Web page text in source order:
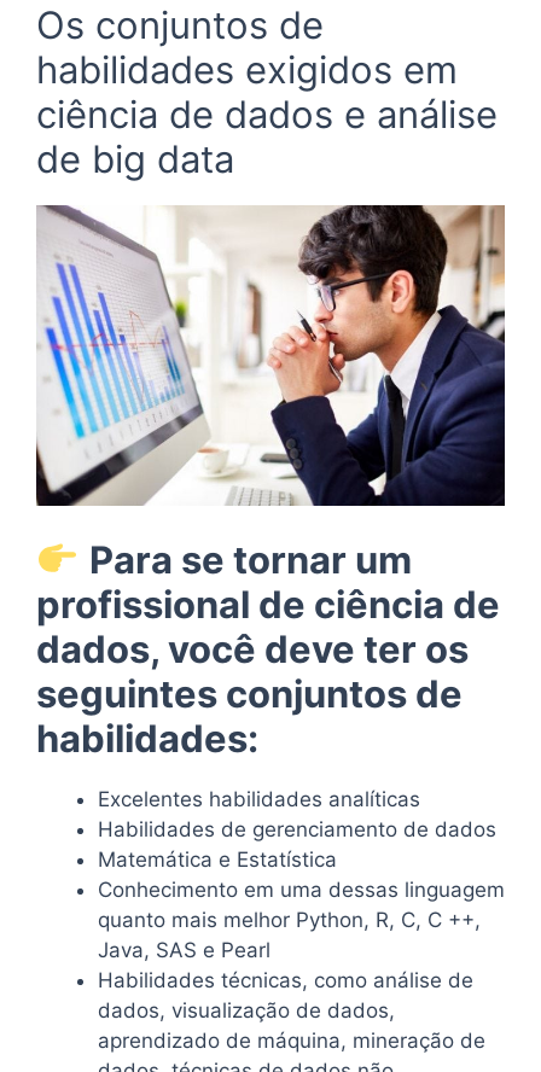
Os conjuntos de
habilidades exigidos em
ciência de dados e análise
de big data
Para se tornar um
profissional de ciência de
dados, você deve ter os
seguintes conjuntos de
habilidades:
Excelentes habilidades analíticas
Habilidades de gerenciamento de dados
Matemática e Estatística
Conhecimento em uma dessas linguagem
quanto mais melhor Python, R, C, C ++,
Java, SAS e Pearl
Habilidades técnicas, como análise de
dados, visualização de dados,
aprendizado de máquina, mineração de